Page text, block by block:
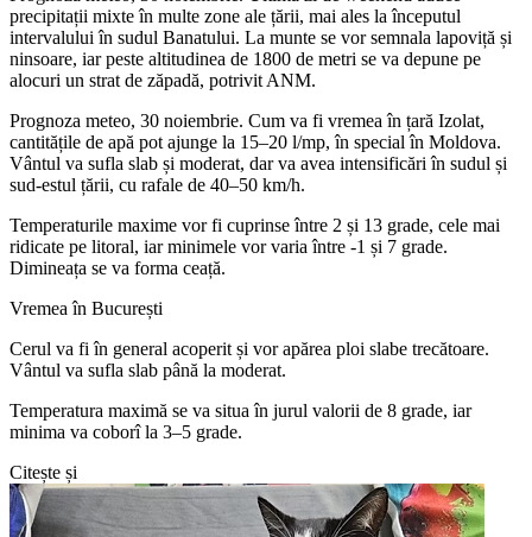
precipitații mixte în multe zone ale țării, mai ales la începutul
intervalului în sudul Banatului. La munte se vor semnala lapoviță și
ninsoare, iar peste altitudinea de 1800 de metri se va depune pe
alocuri un strat de zăpadă, potrivit ANM.
Prognoza meteo, 30 noiembrie. Cum va fi vremea în țară Izolat,
cantitățile de apă pot ajunge la 15–20 l/mp, în special în Moldova.
Vântul va sufla slab și moderat, dar va avea intensificări în sudul și
sud-estul țării, cu rafale de 40–50 km/h.
Temperaturile maxime vor fi cuprinse între 2 și 13 grade, cele mai
ridicate pe litoral, iar minimele vor varia între -1 și 7 grade.
Dimineața se va forma ceață.
Vremea în București
Cerul va fi în general acoperit și vor apărea ploi slabe trecătoare.
Vântul va sufla slab până la moderat.
Temperatura maximă se va situa în jurul valorii de 8 grade, iar
minima va coborî la 3–5 grade.
Citește și